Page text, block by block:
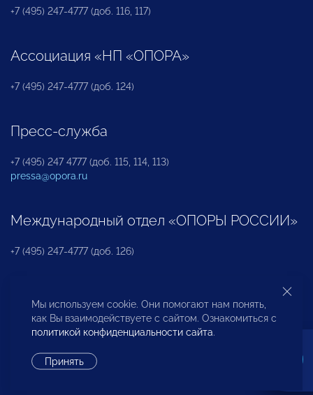
+7 (495) 247-4777 (доб. 116, 117)
Ассоциация «НП «ОПОРА»
+7 (495) 247-4777 (доб. 124)
Пресс-служба
+7 (495) 247 4777 (доб. 115, 114, 113)
pressa@opora.ru
Международный отдел «ОПОРЫ РОССИИ»
+7 (495) 247-4777 (доб. 126)
Бюро по защите прав предпринимателей и
инвесторов
Мы используем cookie. Они помогают нам понять,
как Вы взаимодействуете с сайтом. Ознакомиться с
политикой конфиденциальности сайта.
Принять